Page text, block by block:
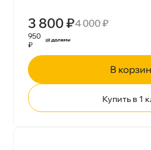
3 800 ₽4 000 ₽
950
₽
Купить в 1